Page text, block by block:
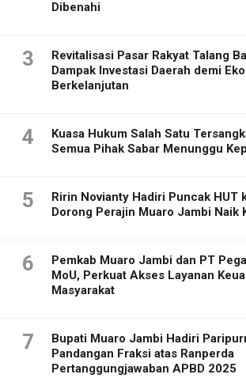
Dibenahi
3
Revitalisasi Pasar Rakyat Talang
Dampak Investasi Daerah demi
Berkelanjutan
4
Kuasa Hukum Salah Satu
Semua Pihak Sabar Menunggu
5
Ririn Novianty Hadiri Puncak HUT
Dorong Perajin Muaro Jambi Naik
6
Pemkab Muaro Jambi dan PT
MoU, Perkuat Akses Layanan
Masyarakat
7
Bupati Muaro Jambi Hadiri
Pandangan Fraksi atas Ranperda
Pertanggungjawaban APBD 2025